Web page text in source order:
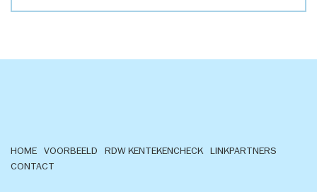
HOME VOORBEELD RDW KENTEKENCHECK
LINKPARTNERS
CONTACT